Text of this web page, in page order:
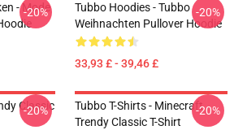
- Mode
-20%
Tubbo Hoodies - Tubbo
Weihnachten Pullover Hoodie
33,93 £ - 39,46 £
-20%
Classic
-20%
Tubbo T-Shirts - Minecraft
Trendy Classic T-Shirt
-20%